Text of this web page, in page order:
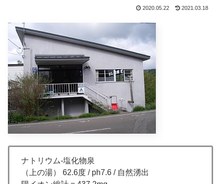
2020.05.22 2021.03.18
ナトリウム-塩化物泉
（上の湯） 62.6度 / ph7.6 / 自然湧出